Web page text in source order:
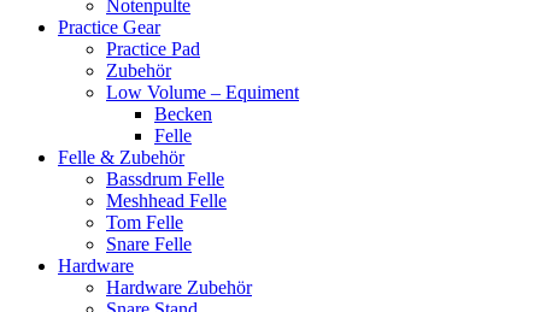
Notenpulte
Practice Gear
Practice Pad
Zubehör
Low Volume – Equiment
Becken
Felle
Felle & Zubehör
Bassdrum Felle
Meshhead Felle
Tom Felle
Snare Felle
Hardware
Hardware Zubehör